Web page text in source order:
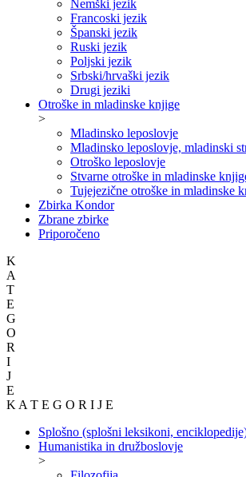
Nemški jezik
Francoski jezik
Španski jezik
Ruski jezik
Poljski jezik
Srbski/hrvaški jezik
Drugi jeziki
Otroške in mladinske knjige
>
Mladinsko leposlovje
Mladinsko leposlovje, mladinski
Otroško leposlovje
Stvarne otroške in mladinske
Tujejezične otroške in mladinske
Zbirka Kondor
Zbrane zbirke
Priporočeno
K
A
T
E
G
O
R
I
J
E
K A T E G O R I J E
Splošno (splošni leksikoni,
Humanistika in družboslovje
>